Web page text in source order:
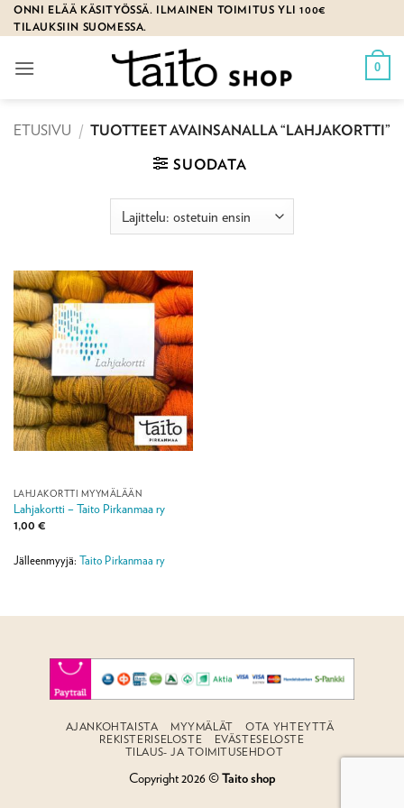
Skip
to
ONNI ELÄÄ KÄSITYÖSSÄ. ILMAINEN TOIMITUS YLI 100€
TILAUKSIIN SUOMESSA.
0
ETUSIVU / TUOTTEET AVAINSANALLA “LAHJAKORTTI”
SUODATA
LAHJAKORTTI MYYMÄLÄÄN
Lahjakortti – Taito Pirkanmaa ry
1,00 €
Jälleenmyyjä: Taito Pirkanmaa ry
AJANKOHTAISTA MYYMÄLÄT
OTA YHTEYTTÄ
REKISTERISELOSTE
EVÄSTESELOSTE
TILAUS- JA TOIMITUSEHDOT
Copyright 2026 ©Taito shop